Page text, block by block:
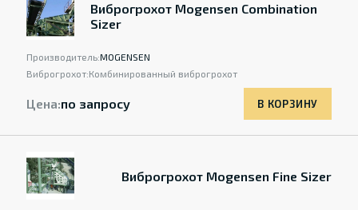
Виброгрохот Mogensen Combination
Sizer
Производитель:MOGENSEN
Виброгрохот:Комбинированный виброгрохот
Цена:по запросу В КОРЗИНУ
Виброгрохот Mogensen Fine Sizer